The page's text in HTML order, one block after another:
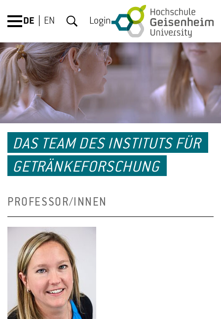
DE EN Login
DAS TEAM DES INSTITUTS FÜR
GETRÄNKEFORSCHUNG
PROFESSOR/INNEN